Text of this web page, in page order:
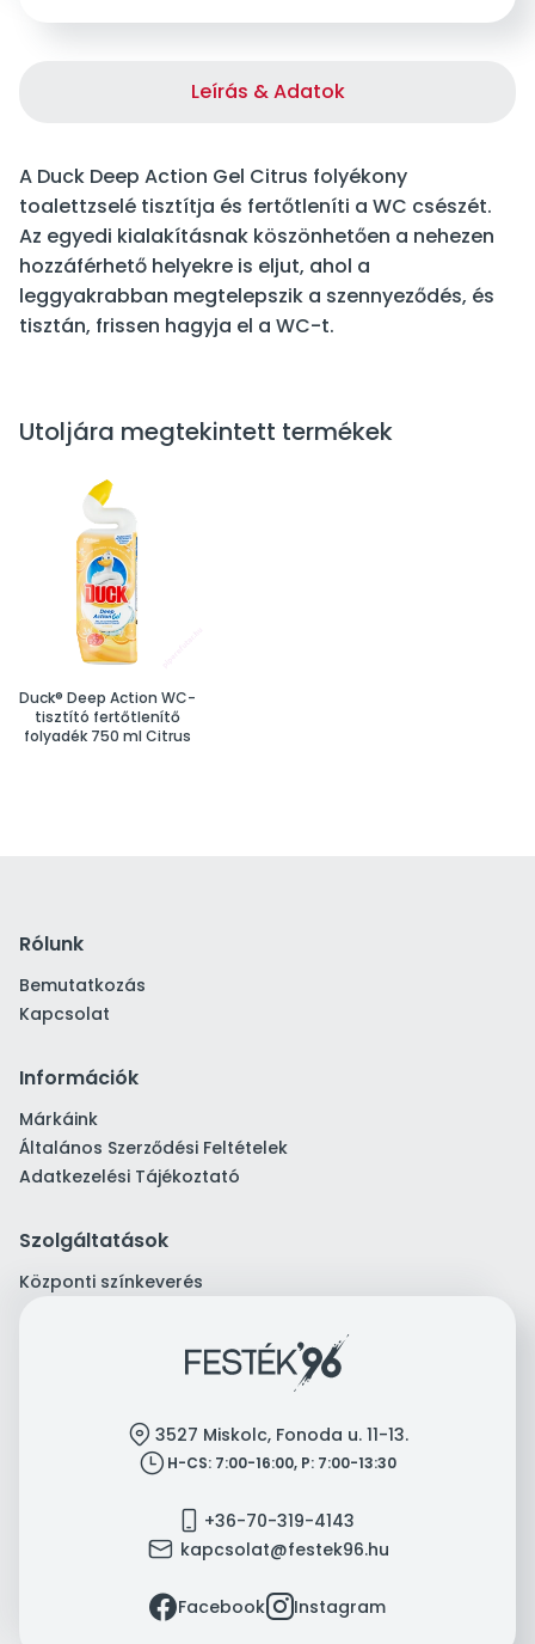
Leírás & Adatok
A Duck Deep Action Gel Citrus folyékony
toalettzselé tisztítja és fertőtleníti a WC csészét.
Az egyedi kialakításnak köszönhetően a nehezen
hozzáférhető helyekre is eljut, ahol a
leggyakrabban megtelepszik a szennyeződés, és
tisztán, frissen hagyja el a WC-t.
Utoljára megtekintett termékek
Duck® Deep Action WC-
tisztító fertőtlenítő
folyadék 750 ml Citrus
Rólunk
Bemutatkozás
Kapcsolat
Információk
Márkáink
Általános Szerződési Feltételek
Adatkezelési Tájékoztató
Szolgáltatások
Központi színkeverés
location 3527 Miskolc, Fonoda u. 11-13.
clock H-CS: 7:00-16:00, P: 7:00-13:30
mobile +36-70-319-4143
mail kapcsolat@festek96.hu
facebookFacebookinstagramInstagram